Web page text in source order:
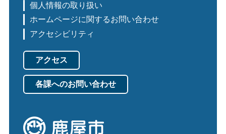
個人情報の取り扱い
ホームページに関するお問い合わせ
アクセシビリティ
アクセス
各課へのお問い合わせ